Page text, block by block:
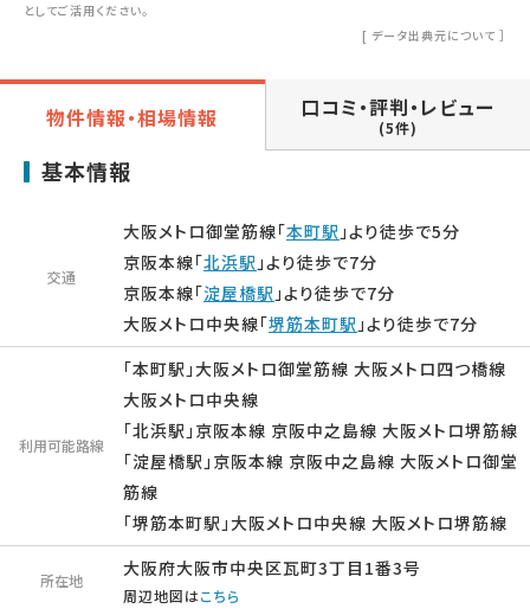
としてご活用ください。
[ データ出典元について ］
物件情報・相場情報 口コミ・評判・レビュー
(5件)
基本情報
交通
大阪メトロ御堂筋線「本町駅」より徒歩で5分
京阪本線「北浜駅」より徒歩で7分
京阪本線「淀屋橋駅」より徒歩で7分
大阪メトロ中央線「堺筋本町駅」より徒歩で7分
利用可能路線
「本町駅」大阪メトロ御堂筋線 大阪メトロ四つ橋線
大阪メトロ中央線
「北浜駅」京阪本線 京阪中之島線 大阪メトロ堺筋線
「淀屋橋駅」京阪本線 京阪中之島線 大阪メトロ御堂
筋線
「堺筋本町駅」大阪メトロ中央線 大阪メトロ堺筋線
所在地
大阪府大阪市中央区瓦町3丁目1番3号
周辺地図はこちら